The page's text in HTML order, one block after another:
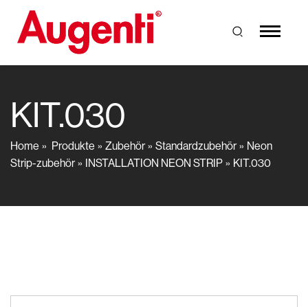
KIT.030
Home Produkte Zubehör Standardzubehör
Neon
Strip-zubehör
INSTALLATION NEON STRIP KIT.030